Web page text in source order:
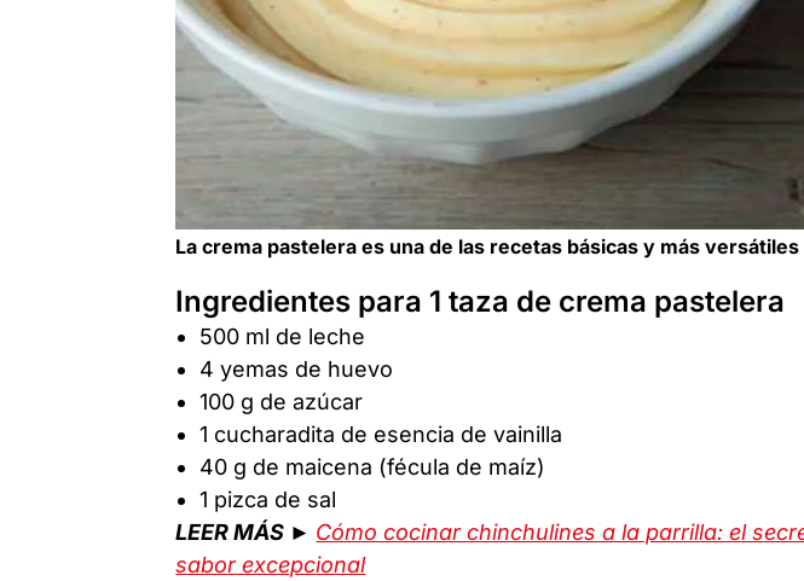
La crema pastelera es una de las recetas básicas y más
Ingredientes para 1 taza de crema pastelera
500 ml de leche
4 yemas de huevo
100 g de azúcar
1 cucharadita de esencia de vainilla
40 g de maicena (fécula de maíz)
1 pizca de sal
LEER MÁS ► Cómo cocinar chinchulines a la parrilla: el
sabor excepcional